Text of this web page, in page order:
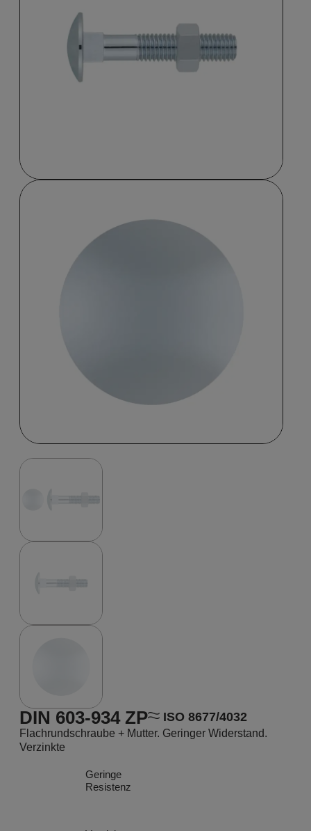
DIN 603-934 ZP ISO 8677/4032
Flachrundschraube + Mutter. Geringer Widerstand.
Verzinkte
Geringe
Resistenz